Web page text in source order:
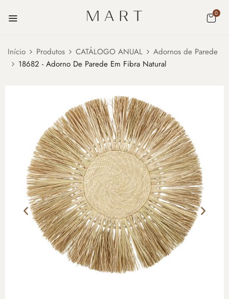
0
Início Produtos CATÁLOGO ANUAL
Adornos de Parede
18682 - Adorno De Parede Em Fibra Natural